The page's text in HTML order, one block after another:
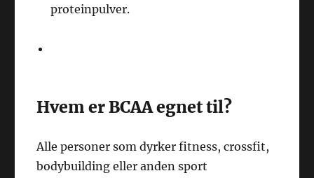
proteinpulver.
Hvem er BCAA egnet til?
Alle personer som dyrker fitness, crossfit,
bodybuilding eller anden sport